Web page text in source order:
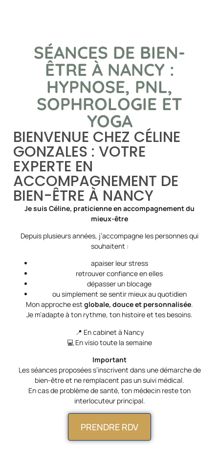
SÉANCES DE BIEN-
ÊTRE À NANCY :
HYPNOSE, PNL,
SOPHROLOGIE ET
YOGA
BIENVENUE CHEZ CÉLINE
GONZALES : VOTRE
EXPERTE EN
ACCOMPAGNEMENT DE
BIEN-ÊTRE À NANCY
Je suis Céline, praticienne en accompagnement du
mieux-être
Depuis plusieurs années, j’accompagne les personnes qui
souhaitent :
apaiser leur stress
retrouver confiance en elles
dépasser un blocage
ou simplement se sentir mieux au quotidien
Mon approche est globale, douce et personnalisée.
Je m’adapte à ton rythme, ton histoire et tes besoins.
📍 En cabinet à Nancy
💻 En visio toute la semaine
Important
Les séances proposées s’inscrivent dans une démarche de
bien-être et ne remplacent pas un suivi médical.
En cas de problème de santé, ton médecin reste ton
interlocuteur principal.
PRENDRE RDV